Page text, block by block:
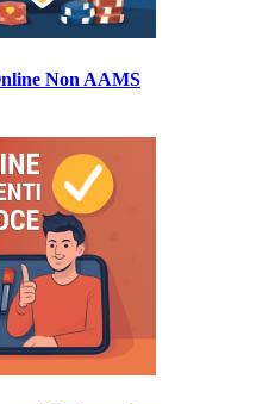
Non AAMS